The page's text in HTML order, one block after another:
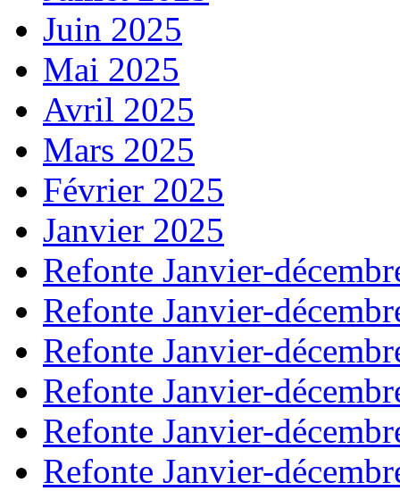
Juin 2025
Mai 2025
Avril 2025
Mars 2025
Février 2025
Janvier 2025
Refonte Janvier-
Refonte Janvier-
Refonte Janvier-
Refonte Janvier-
Refonte Janvier-
Refonte Janvier-